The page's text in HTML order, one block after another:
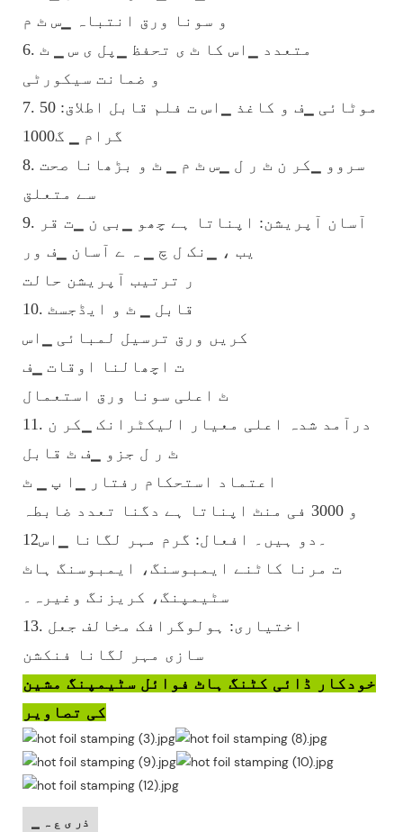
و سونا ورق انتباہ ▁س ٹ م
6. متعدد ▁اس کا ٹ ی تحفظ ▁پل ی س ▁ ٹ
و ضمانت سیکورٹی
7. موٹائی ▁ف و کاغذ ▁اس ت فلم قابل اطلاق: 50
گرام ▁ گ1000
8. سروو ▁کر ن ٹ ر ل ▁س ٹ م ▁ ٹ و بڑھانا صحت
سے متعلق
9. آسان آپریشن: اپناتا ہے چھو ▁بی ن ▁ت قر
یب ، ▁نک ل چ ▁ ہ ے آسان ▁ف ور
ر ترتیب آپریشن حالت
10. قابل ▁ ٹ و ایڈجسٹ
کریں ورق ترسیل لمبائی ▁اس
ت اچھالنا اوقات ▁ف
ٹ اعلی سونا ورق استعمال
11. درآمد شدہ اعلی معیار الیکٹرانک ▁کر ن
ٹ ر ل جزو ▁ف ٹ قابل
اعتماد استحکام رفتار ▁ا پ ▁ ٹ
و 3000 فی منٹ اپناتا ہے دگنا تعدد ضابطہ
12۔دو ہیں۔ افعال: گرم مہر لگانا ▁اس
ت مرنا کاٹنے ایمبوسنگ، ایمبوسنگ ہاٹ
سٹیمپنگ، کریزنگ وغیرہ۔
13. اختیاری: ہولوگرافک مخالف جعل
سازی مہر لگانا فنکشن
خودکار ڈائی کٹنگ ہاٹ فوائل سٹیمپنگ مشین
کی تصاویر
▁ ذر ی ع ہ